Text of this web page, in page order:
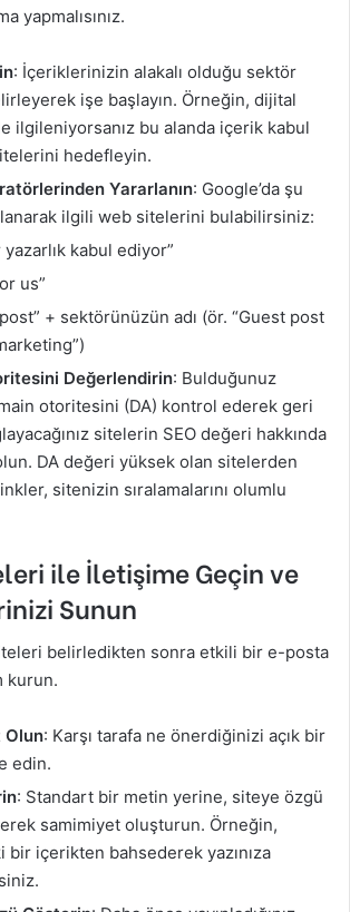
yapmalısınız.
: İçeriklerinizin alakalı olduğu sektör
işe başlayın. Örneğin, dijital
ilgileniyorsanız bu alanda içerik kabul
hedefleyin.
Yararlanın: Google’da şu
ilgili web sitelerini bulabilirsiniz:
yazarlık kabul ediyor”
us”
+ sektörünüzün adı (ör. “Guest post
Değerlendirin: Bulduğunuz
otoritesini (DA) kontrol ederek geri
sitelerin SEO değeri hakkında
DA değeri yüksek olan sitelerden
sitenizin sıralamalarını olumlu
ile İletişime Geçin ve
Sunun
belirledikten sonra etkili bir e-posta
kurun.
Olun: Karşı tarafa ne önerdiğinizi açık bir
edin.
: Standart bir metin yerine, siteye özgü
samimiyet oluşturun. Örneğin,
bir içerikten bahsederek yazınıza